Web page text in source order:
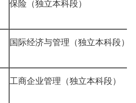
保险（独立本科段）
国际经济与管理（独立本科段）
工商企业管理（独立本科段）